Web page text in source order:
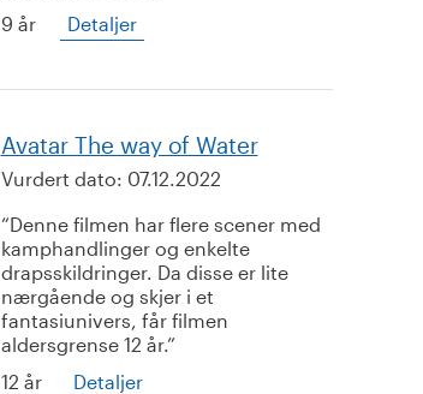
9 år
Detaljer
Avatar The way of Water
Vurdert dato: 07.12.2022
Denne filmen har flere scener med
kamphandlinger og enkelte
drapsskildringer. Da disse er lite
nærgående og skjer i et
fantasiunivers, får filmen
aldersgrense 12 år.
12 år
Detaljer